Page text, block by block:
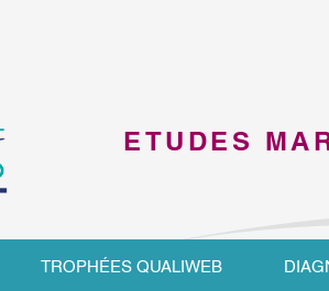
ETUDES
TROPHÉES QUALIWEB